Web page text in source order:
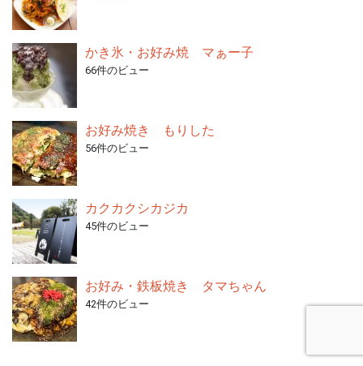
かき氷・お好み焼 マぁー子
66件のビュー
お好み焼き もりした
56件のビュー
カクカクシカジカ
45件のビュー
お好み・鉄板焼き タマちゃん
42件のビュー